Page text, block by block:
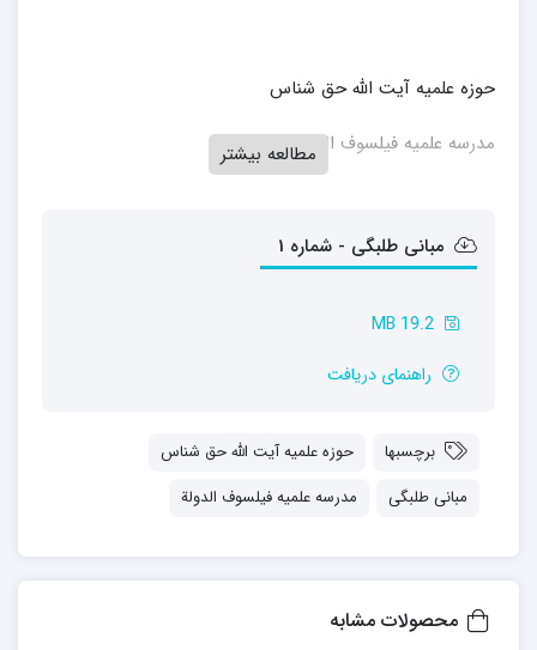
حوزه علمیه آیت الله حق شناس
مدرسه علمیه فیلسوف الدولةمطالعه بیشتر
مبانی طلبگی - شماره 1
19.2 MB
راهنمای دریافت
برچسبها
حوزه علمیه آیت الله حق شناس
مبانی طلبگی
مدرسه علمیه فیلسوف الدولة
محصولات مشابه